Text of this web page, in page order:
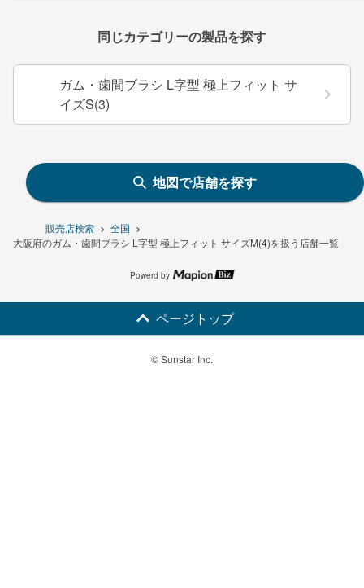
販売店検索
全国
大阪府のガム・歯間ブラシ L字型 極上フィット サイズM(4)を扱う店舗一覧
同じカテゴリーの製品を探す
ガム・歯間ブラシ L字型 極上フィット サ
イズS(3)
地図で店舗を探す
Powerd by
ページトップ
© Sunstar Inc.